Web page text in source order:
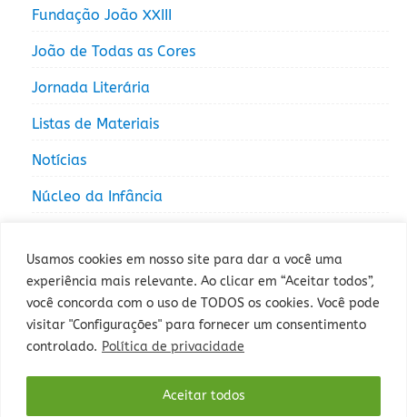
Usamos cookies em nosso site para dar a você uma
experiência mais relevante. Ao clicar em “Aceitar todos”,
você concorda com o uso de TODOS os cookies. Você pode
visitar "Configurações" para fornecer um consentimento
controlado. Política de privacidade
Aceitar todos
Fundação João XXIII
João de Todas as Cores
Jornada Literária
Listas de Materiais
Notícias
Núcleo da Infância
Rua Sepé Tiaraju, 1013 - Bairro Santa Tereza, Porto Alegre - RS -